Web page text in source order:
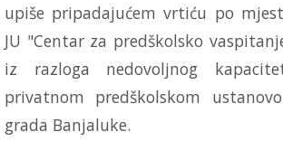
upiše pripadajućem vrtiću po
JU "Centar za predškolsko
iz razloga nedovoljnog
privatnom predškolskom
grada Banjaluke.